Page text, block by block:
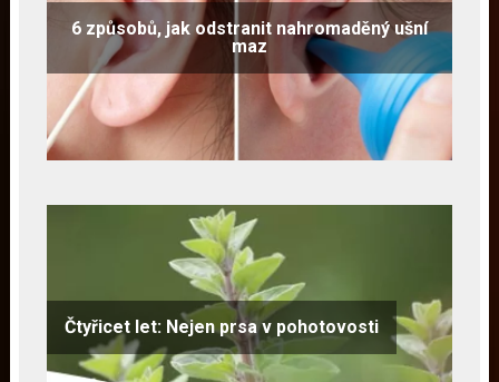
6 způsobů, jak odstranit nahromaděný ušní
maz
Čtyřicet let: Nejen prsa v pohotovosti